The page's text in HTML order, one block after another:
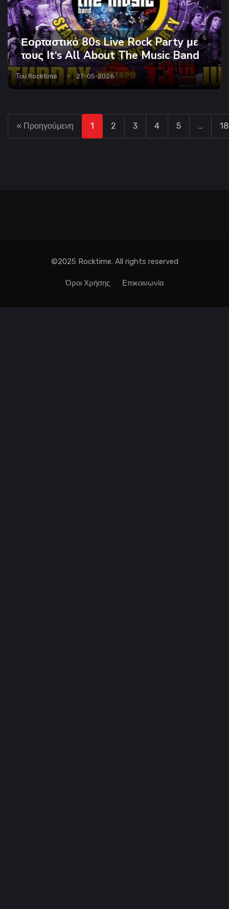
Εορταστικό 80s Live Rock Party με
τους It‘s All About The Music Band
Του Rocktime 27-05-2026
« Προηγούμενη 1 2 3 4 5 … 18
©2025 Rocktime. All rights reserved
Όροι Χρήσης Επικοινωνία